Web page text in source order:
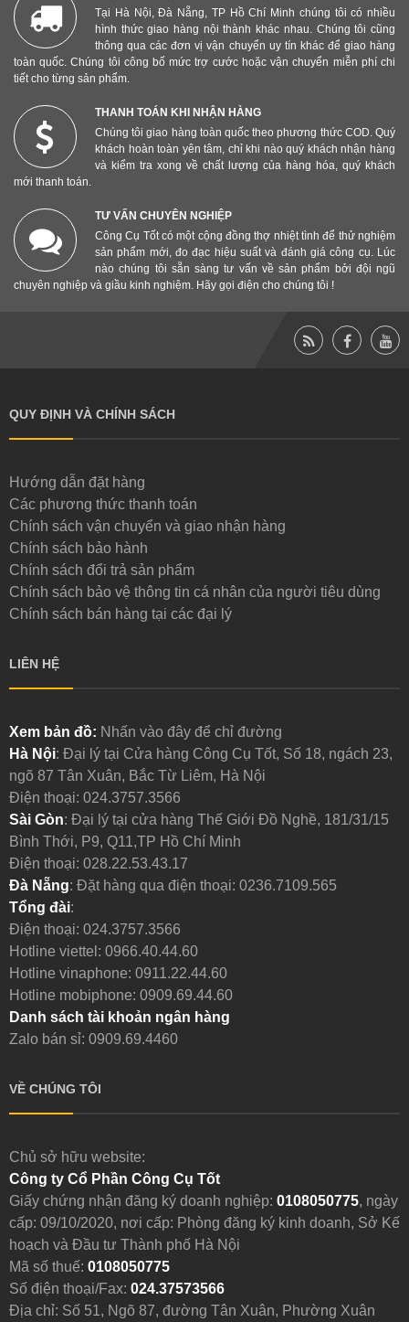
Tại Hà Nội, Đà Nẵng, TP Hồ Chí Minh chúng tôi có nhiều
hình thức giao hàng nội thành khác nhau. Chúng tôi cũng
thông qua các đơn vị vận chuyển uy tín khác để giao hàng
toàn quốc. Chúng tôi công bố mức trợ cước hoặc vận chuyển miễn phí chi
tiết cho từng sản phẩm.
THANH TOÁN KHI NHẬN HÀNG
Chúng tôi giao hàng toàn quốc theo phương thức COD. Quý
khách hoàn toàn yên tâm, chỉ khi nào quý khách nhận hàng
và kiểm tra xong về chất lượng của hàng hóa, quý khách
mới thanh toán.
TƯ VẤN CHUYÊN NGHIỆP
Công Cụ Tốt có một cộng đồng thợ nhiệt tình để thử nghiệm
sản phẩm mới, đo đạc hiệu suất và đánh giá công cụ. Lúc
nào chúng tôi sẵn sàng tư vấn về sản phẩm bởi đội ngũ
chuyên nghiệp và giầu kinh nghiệm. Hãy gọi điện cho chúng tôi !
QUY ĐỊNH VÀ CHÍNH SÁCH
Hướng dẫn đặt hàng
Các phương thức thanh toán
Chính sách vận chuyển và giao nhận hàng
Chính sách bảo hành
Chính sách đổi trả sản phẩm
Chính sách bảo vệ thông tin cá nhân của người tiêu dùng
Chính sách bán hàng tại các đại lý
LIÊN HỆ
Xem bản đồ: Nhấn vào đây để chỉ đường
Hà Nội: Đại lý tại Cửa hàng Công Cụ Tốt, Số 18, ngách 23,
ngõ 87 Tân Xuân, Bắc Từ Liêm, Hà Nội
Điện thoại: 024.3757.3566
Sài Gòn: Đại lý tại cửa hàng Thế Giới Đồ Nghề, 181/31/15
Bình Thới, P9, Q11,TP Hồ Chí Minh
Điện thoại: 028.22.53.43.17
Đà Nẵng: Đặt hàng qua điện thoại: 0236.7109.565
Tổng đài:
Điện thoại: 024.3757.3566
Hotline viettel: 0966.40.44.60
Hotline vinaphone: 0911.22.44.60
Hotline mobiphone: 0909.69.44.60
Danh sách tài khoản ngân hàng
Zalo bán sỉ: 0909.69.4460
VỀ CHÚNG TÔI
Chủ sở hữu website:
Công ty Cổ Phần Công Cụ Tốt
Giấy chứng nhận đăng ký doanh nghiệp: 0108050775, ngày
cấp: 09/10/2020, nơi cấp: Phòng đăng ký kinh doanh, Sở Kế
hoạch và Đầu tư Thành phố Hà Nội
Mã số thuế: 0108050775
Số điện thoại/Fax: 024.37573566
Địa chỉ: Số 51, Ngõ 87, đường Tân Xuân, Phường Xuân